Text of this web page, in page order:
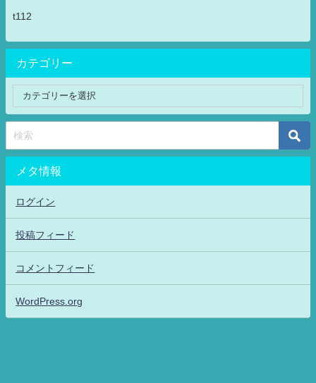
t112
カテゴリー
メタ情報
ログイン
投稿フィード
コメントフィード
WordPress.org